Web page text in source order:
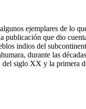
ejemplares de lo
publicación que dio
indios del
durante las
del siglo XX y la primera